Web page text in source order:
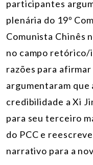
participantes
plenária do 19º
Comunista Chinês
no campo retórico/
razões para
argumentaram
credibilidade a Xi
para seu terceiro
do PCC e
narrativo para a